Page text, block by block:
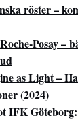
röster –
Posay –
as Light –
(2024)
IFK